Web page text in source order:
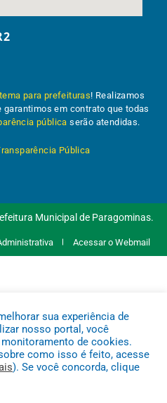
para prefeituras! Realizamos
garantimos em contrato que todas
pública serão atendidas.
Pública
Municipal de Paragominas.
Acessar o Webmail
sua experiência de
nosso portal, você
de cookies.
como isso é feito, acesse
). Se você concorda, clique